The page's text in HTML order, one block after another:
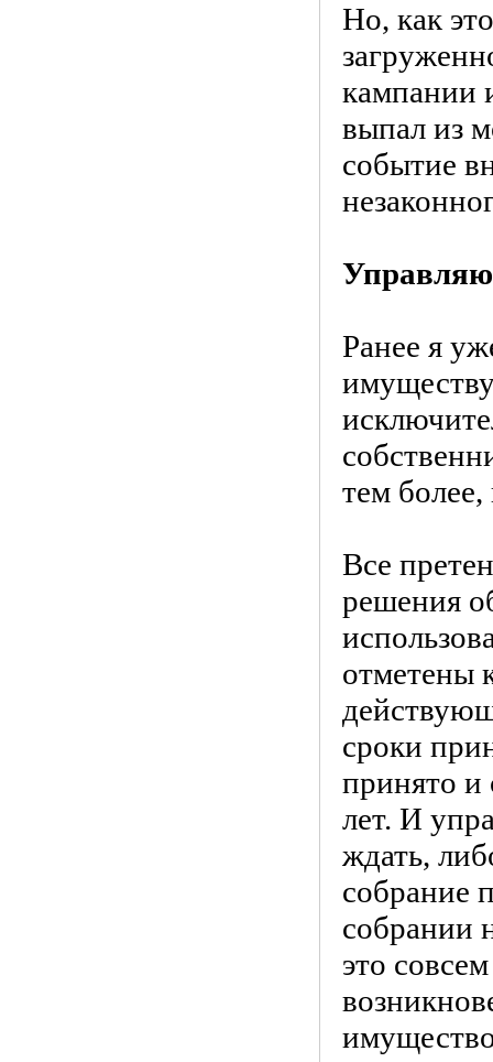
Но, как
кампании
выпал из
событие
Ранее я
тем
Все
решения
отметены
сроки
принято и
лет. И
ждать,
собрание
собрании
это